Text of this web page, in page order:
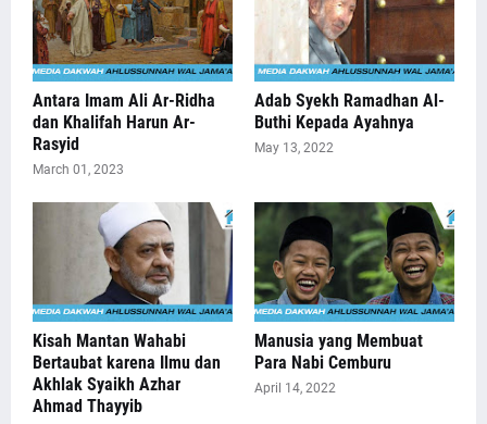
Antara Imam Ali Ar-Ridha
dan Khalifah Harun Ar-
Rasyid
March 01, 2023
Adab Syekh Ramadhan Al-
Buthi Kepada Ayahnya
May 13, 2022
Kisah Mantan Wahabi
Bertaubat karena Ilmu dan
Akhlak Syaikh Azhar
Ahmad Thayyib
Manusia yang Membuat
Para Nabi Cemburu
April 14, 2022